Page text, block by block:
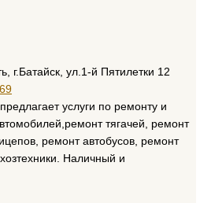
г.Батайск, ул.1-й Пятилетки 12
услуги по ремонту и
тягачей, ремонт
ремонт автобусов, ремонт
Наличный и